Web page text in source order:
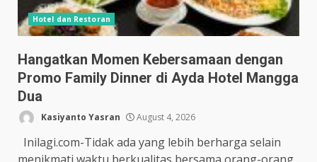
Hotel dan Restoran
Hangatkan Momen Kebersamaan dengan
Promo Family Dinner di Ayda Hotel Mangga
Dua
Kasiyanto Yasran August 4, 2026
Inilagi.com-Tidak ada yang lebih berharga selain